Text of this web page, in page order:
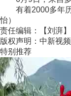
有着2000多年历
怡）
责任编辑：【刘湃】
版权声明：中新视
特别推荐